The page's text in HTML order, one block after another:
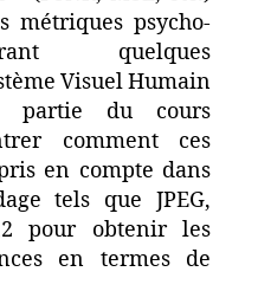
métriques psycho-
quelques
Visuel Humain
partie du cours
comment ces
en compte dans
tels que JPEG,
pour obtenir les
en termes de